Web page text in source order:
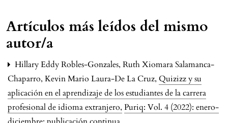
Artículos más leídos del mismo
autor/a
Hillary Eddy Robles-Gonzales, Ruth Xiomara Salamanca-
Chaparro, Kevin Mario Laura-De La Cruz, Quizizz y su
aplicación en el aprendizaje de los estudiantes de la carrera
profesional de idioma extranjero, Puriq: Vol. 4 (2022): enero-